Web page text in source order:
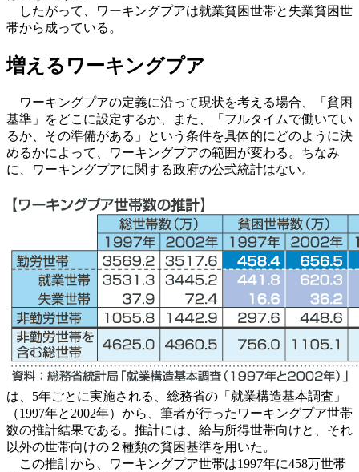
したがって、ワーキングプアは就業貧困世帯と失業貧困世
帯から成っている。
増えるワーキングプア
ワーキングプアの定義に沿って現状を考える場合、「貧困
基準」をどこに設定するか、また、「フルタイムで働いてい
るか、その準備がある」という条件を具体的にどのように決
めるかによって、ワーキングプアの範囲が変わる。ちなみ
に、ワーキングプアに関する政府の公式統計はない。
は、5年ごとに実施される、総務省の「就業構造基本調査」
（1997年と2002年）から、筆者が行ったワーキングプア世帯
数の推計結果である。推計には、給与所得世帯向けと、それ
以外の世帯向けの２種類の貧困基準を用いた。
この推計から、ワーキングプア世帯は1997年に458万世帯